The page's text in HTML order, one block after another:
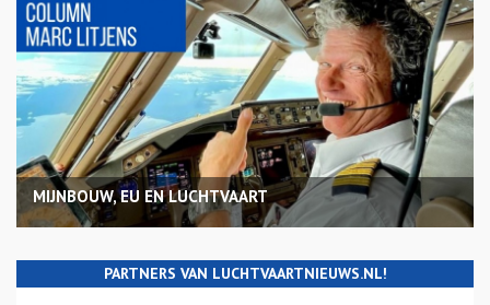
MIJNBOUW, EU EN LUCHTVAART
PARTNERS VAN LUCHTVAARTNIEUWS.NL!